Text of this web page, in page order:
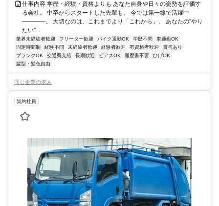
仕事内容 学歴・経験・資格よりも あなた自身や日々の姿勢を評価す
る会社。 中卒からスタートした先輩も、 今では第一線で活躍中
――――。 大切なのは、これまでより「これから」。 あなたの”やり
たい”...
業界未経験者歓迎 フリーター歓迎 バイク通勤OK 学歴不問
車通勤OK
固定時間制
経験不問 未経験者歓迎 経験者歓迎 有資格者歓迎
賞与あり
ブランクOK
交通費支給 長期歓迎 ピアスOK 履歴書不要
ひげOK
髪型・髪色自由
同じ企業の求人
契約社員